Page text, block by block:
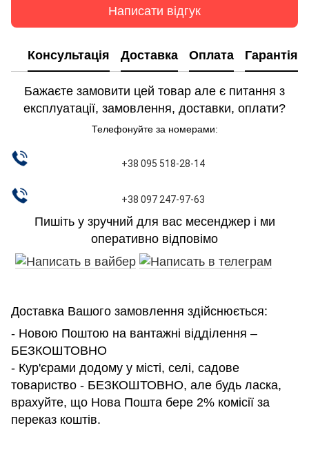
Написати відгук
Консультація Доставка Оплата Гарантія
Бажаєте замовити цей товар але є питання з
експлуатації, замовлення, доставки, оплати?
Телефонуйте за номерами:
+38 095 518-28-14
+38 097 247-97-63
Пишіть у зручний для вас месенджер і ми
оперативно відповімо
Доставка Вашого замовлення здійснюється:
- Новою Поштою на вантажні відділення –
БЕЗКОШТОВНО
- Кур'єрами додому у місті, селі, садове
товариство - БЕЗКОШТОВНО, але будь ласка,
врахуйте, що Нова Пошта бере 2% комісії за
переказ коштів.